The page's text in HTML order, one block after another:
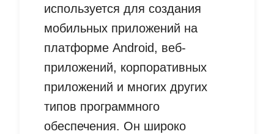
используется для создания
мобильных приложений на
платформе Android, веб-
приложений, корпоративных
приложений и многих других
типов программного
обеспечения. Он широко